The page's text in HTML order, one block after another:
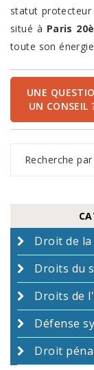
statut protecteur
situé à Paris
toute son
UNE
UN CONSEIL
Droit de
Droits du
Droits de
Défense
Droit